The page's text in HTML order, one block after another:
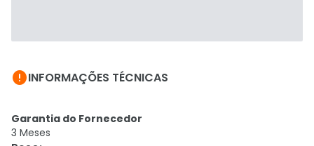
INFORMAÇÕES TÉCNICAS
Garantia do Fornecedor
3 Meses